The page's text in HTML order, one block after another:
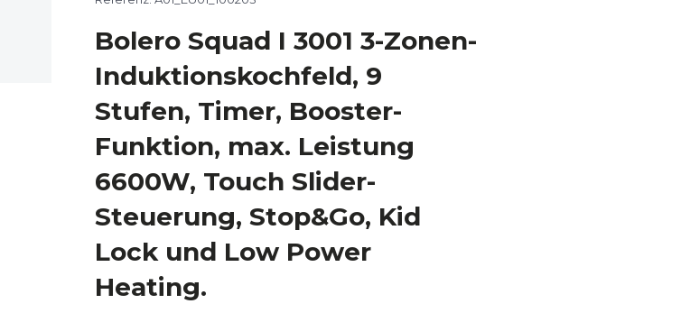
Bolero Squad I 3001 3-Zonen-
Induktionskochfeld, 9
Stufen, Timer, Booster-
Funktion, max. Leistung
6600W, Touch Slider-
Steuerung, Stop&Go, Kid
Lock und Low Power
Heating.